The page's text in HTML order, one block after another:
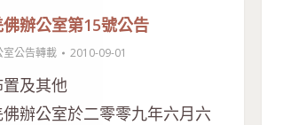
辦公室第15號公告
室公告轉載 2010-09-01
及其他
辦公室於二零零九年六月六